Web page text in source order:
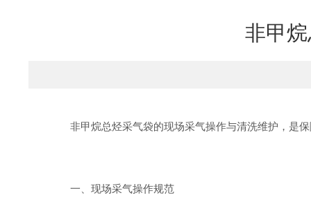
非甲
非甲烷总烃采气袋的现场采气操作与清洗维护，是保
一、现场采气操作规范